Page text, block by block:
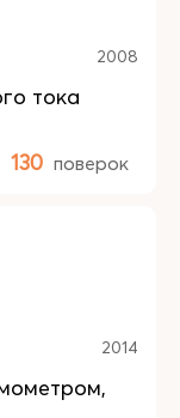
2008
тока
130 поверок
2014